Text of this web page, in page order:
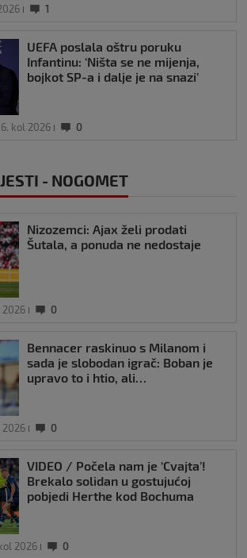
1
UEFA poslala oštru poruku
Infantinu: ‘Ništa se ne mijenja,
bojkot SP-a i dalje je na snazi’
6. kol 2026 0
- NOGOMET
Nizozemci: Ajax želi prodati
Šutala, a ponuda ne nedostaje
2026 0
Bennacer raskinuo s Milanom i
sada je slobodan igrač: Boban je
upravo to i htio, ali…
2026 0
VIDEO / Počela nam je ‘Cvajta’!
Brekalo solidan u gostujućoj
pobjedi Herthe kod Bochuma
2026 0